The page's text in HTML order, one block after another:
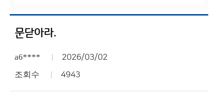
문닫아라.
a6**** 2026/03/02
조회수 4943